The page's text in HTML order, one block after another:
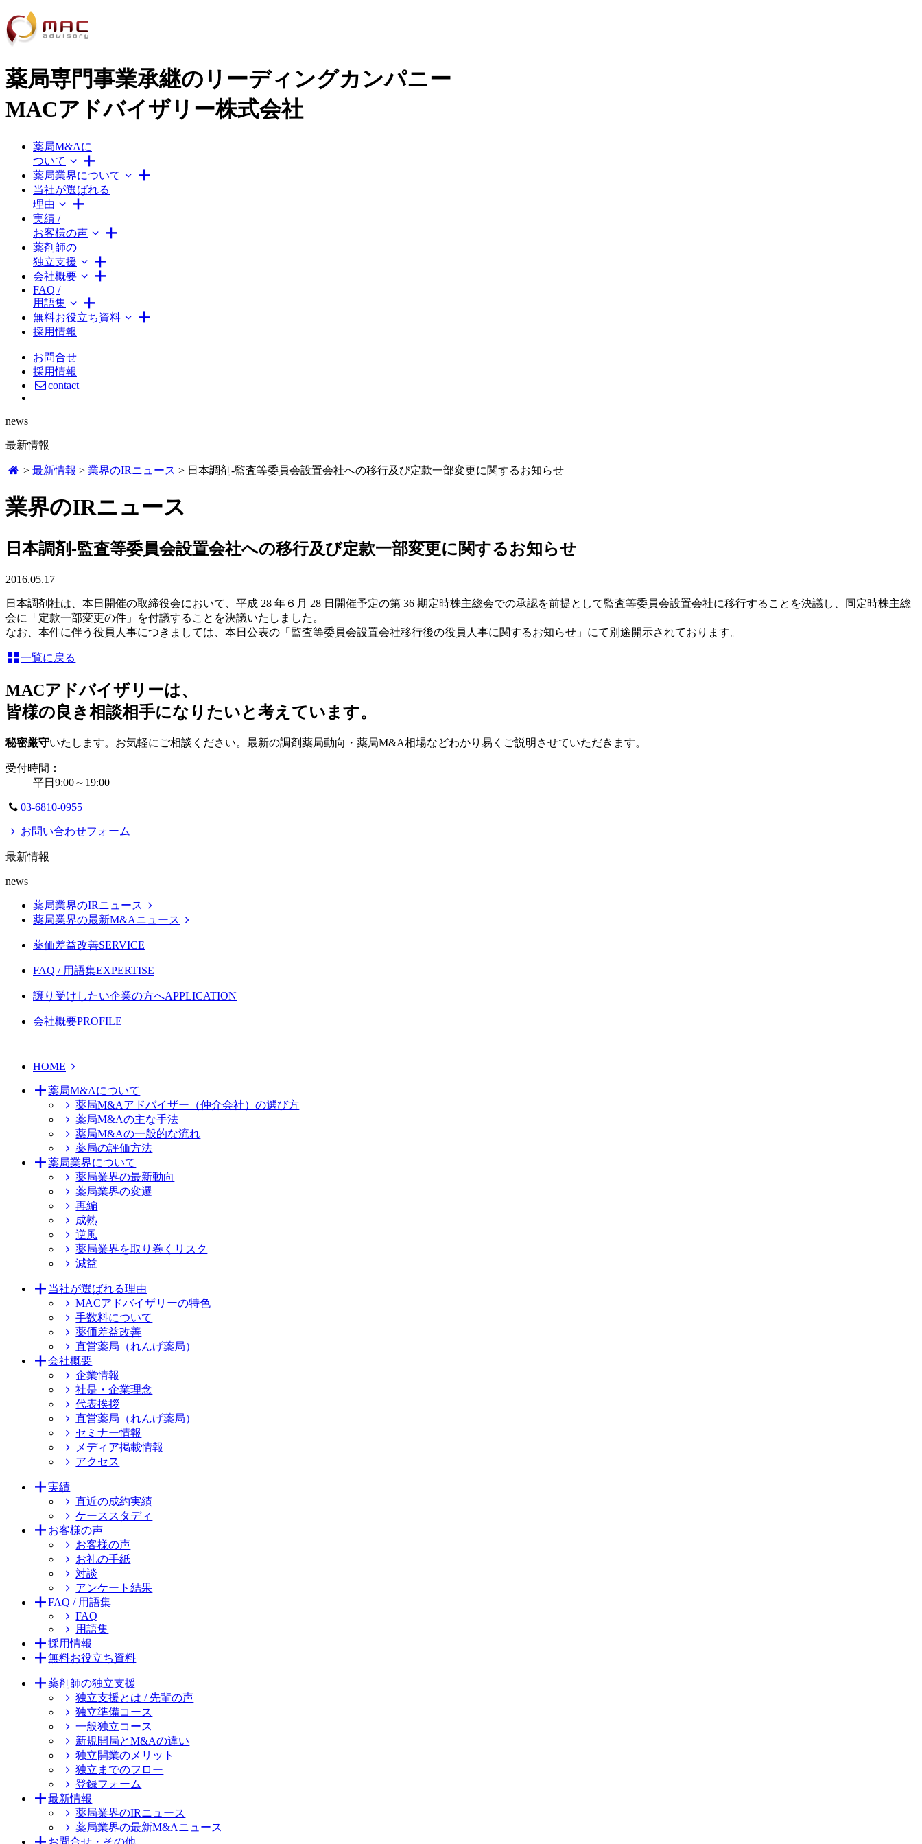
薬局専門事業承継のリーディングカンパニー
MACアドバイザリー株式会社
薬局M&Aに
ついて
薬局業界について
当社が選ばれる
理由
実績 /
お客様の声
薬剤師の
独立支援
会社概要
FAQ /
用語集
無料お役立ち資料
採用情報
お問合せ
採用情報
contact
news
最新情報
>最新情報 >業界のIRニュース > 日本調剤‐監査等委員会設置会社への移行及び定款一部変更に関するお知らせ
業界のIRニュース
日本調剤‐監査等委員会設置会社への移行及び定款一部変更に関するお知らせ
2016.05.17
日本調剤社は、本日開催の取締役会において、平成 28 年６月 28 日開催予定の第 36 期定時株主総会での承認を前提として監査等委員会設置会社に移行することを決議し、同定時株主総
会に「定款一部変更の件」を付議することを決議いたしました。
なお、本件に伴う役員人事につきましては、本日公表の「監査等委員会設置会社移行後の役員人事に関するお知らせ」にて別途開示されております。
一覧に戻る
MACアドバイザリーは、
皆様の良き相談相手になりたいと考えています。
秘密厳守いたします。お気軽にご相談ください。最新の調剤薬局動向・薬局M&A相場などわかり易くご説明させていただきます。
受付時間：
平日9:00～19:00
03-6810-0955
お問い合わせフォーム
最新情報
news
薬局業界のIRニュース
薬局業界の最新M&Aニュース
薬価差益改善SERVICE
FAQ / 用語集EXPERTISE
譲り受けしたい企業の方へAPPLICATION
会社概要PROFILE
HOME
薬局M&Aについて
薬局M&Aアドバイザー（仲介会社）の選び方
薬局M&Aの主な手法
薬局M&Aの一般的な流れ
薬局の評価方法
薬局業界について
薬局業界の最新動向
薬局業界の変遷
再編
成熟
逆風
薬局業界を取り巻くリスク
減益
当社が選ばれる理由
MACアドバイザリーの特色
手数料について
薬価差益改善
直営薬局（れんげ薬局）
会社概要
企業情報
社是・企業理念
代表挨拶
直営薬局（れんげ薬局）
セミナー情報
メディア掲載情報
アクセス
実績
直近の成約実績
ケーススタディ
お客様の声
お客様の声
お礼の手紙
対談
アンケート結果
FAQ / 用語集
FAQ
用語集
採用情報
無料お役立ち資料
薬剤師の独立支援
独立支援とは / 先輩の声
独立準備コース
一般独立コース
新規開局とM&Aの違い
独立開業のメリット
独立までのフロー
登録フォーム
最新情報
薬局業界のIRニュース
薬局業界の最新M&Aニュース